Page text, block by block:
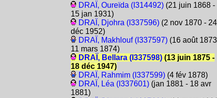
DRAÏ, Oureïda (I314492)(21 juin 1868 -
15 jan 1931)
DRAÏ, Djohra (I337596)(2 nov 1870 - 24
déc 1952)
DRAÏ, Makhlouf (I337597)(16 août
11 mars 1874)
DRAÏ, Bellara (I337598)(13 juin 1875 -
18 déc 1947)
DRAÏ, Rahmim (I337599)(4 fév 1878)
DRAÏ, Léa (I337601)(jan 1881 - 18 avr
1881)